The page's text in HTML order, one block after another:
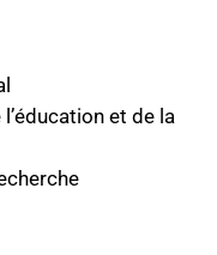
et de la